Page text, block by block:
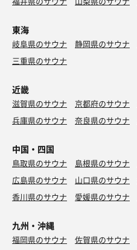
水
東海
岐阜県のサウナ 静岡県のサウナ
三重県のサウナ
近畿
滋賀県のサウナ 京都府のサウナ
兵庫県のサウナ
奈良県のサウナ
中国・四国
鳥取県のサウナ 島根県のサウナ
広島県のサウナ
山口県のサウナ
香川県のサウナ
愛媛県のサウナ
九州・沖縄
福岡県のサウナ 佐賀県のサウナ